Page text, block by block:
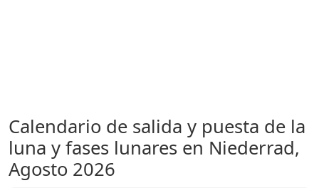
Calendario de salida y puesta de la
luna y fases lunares en Niederrad,
Agosto 2026